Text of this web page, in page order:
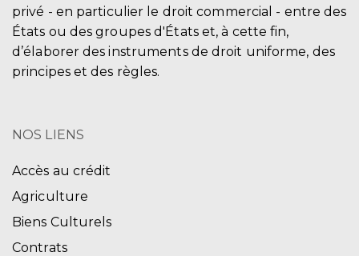
privé - en particulier le droit commercial - entre des
États ou des groupes d'États et, à cette fin,
d’élaborer des instruments de droit uniforme, des
principes et des règles.
NOS LIENS
Accès au crédit
Agriculture
Biens Culturels
Contrats